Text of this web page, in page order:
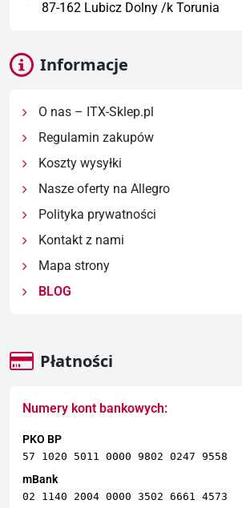
87-162 Lubicz Dolny /k Torunia
Informacje
O nas – ITX-Sklep.pl
Regulamin zakupów
Koszty wysyłki
Nasze oferty na Allegro
Polityka prywatności
Kontakt z nami
Mapa strony
BLOG
Płatności
Numery kont bankowych:
PKO BP
57 1020 5011 0000 9802 0247 9558
mBank
02 1140 2004 0000 3502 6661 4573